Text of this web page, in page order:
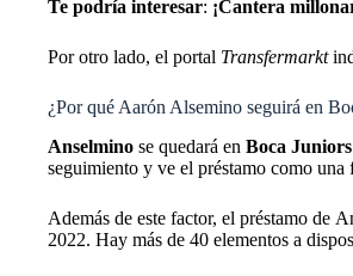
Te podría interesar: ¡Cantera
Por otro lado, el portal Transfermarkt
¿Por qué Aarón Alsemino seguirá en
Anselmino se quedará en Boca Juniors
seguimiento y ve el préstamo como una
Además de este factor, el préstamo de
2022. Hay más de 40 elementos a